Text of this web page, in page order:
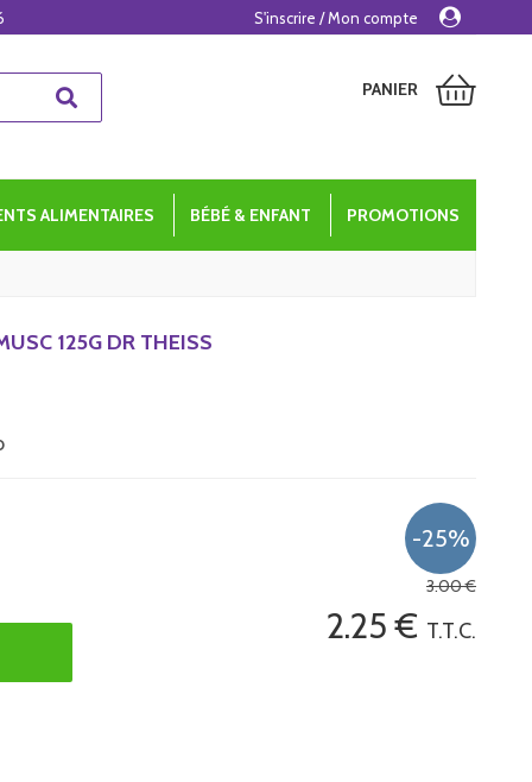
PANIER
ALIMENTAIRES BÉBÉ & ENFANT PROMOTIONS
125G DR THEISS
3.00€
2.25€ T.T.C.
S'inscrire / Mon compte